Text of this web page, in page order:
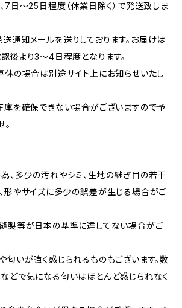
7日〜25日程度（休業日除く）で発送致しま
通知メールを送りしております。お届けは
後より3〜4日程度となります。
休の場合は別途サイト上にお知らせいたし
庫を確保できない場合がございますので予
、多少の汚れやシミ、生地の継ぎ目の若干
形やサイズに多少の誤差が生じる場合がご
製等が日本の基準に達してない場合がご
いが強く感じられるものもございます。数
どで気になる匂いはほとんど感じられなく